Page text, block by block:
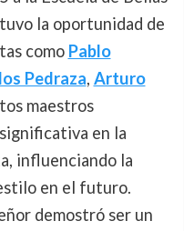
la oportunidad de
como Pablo
Pedraza, Arturo
maestros
en la
influenciando la
en el futuro.
demostró ser un